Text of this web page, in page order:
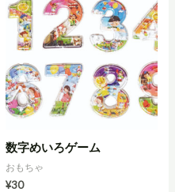
数字めいろゲーム
おもちゃ
¥30